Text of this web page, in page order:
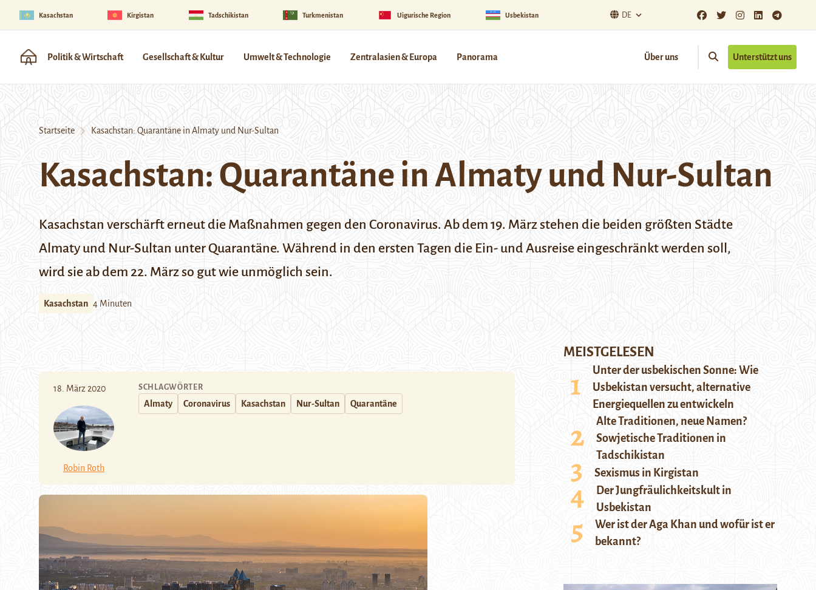
Kasachstan Kirgistan Tadschikistan Turkmenistan Uigurische Region Usbekistan DE
Politik & Wirtschaft Gesellschaft & Kultur Umwelt & Technologie Zentralasien & Europa Panorama Über uns Unterstützt uns
Startseite Kasachstan: Quarantäne in Almaty und Nur-Sultan
Kasachstan: Quarantäne in Almaty und Nur-Sultan
Kasachstan verschärft erneut die Maßnahmen gegen den Coronavirus. Ab dem 19. März stehen die beiden größten Städte
Almaty und Nur-Sultan unter Quarantäne. Während in den ersten Tagen die Ein- und Ausreise eingeschränkt werden soll,
wird sie ab dem 22. März so gut wie unmöglich sein.
Kasachstan 4 Minuten
18. März 2020
Robin Roth
SCHLAGWÖRTER
Almaty Coronavirus Kasachstan Nur-Sultan Quarantäne
MEISTGELESEN
Unter der usbekischen Sonne: Wie
Usbekistan versucht, alternative
Energiequellen zu entwickeln
Alte Traditionen, neue Namen?
Sowjetische Traditionen in
Tadschikistan
Sexismus in Kirgistan
Der Jungfräulichkeitskult in
Usbekistan
Wer ist der Aga Khan und wofür ist er
bekannt?